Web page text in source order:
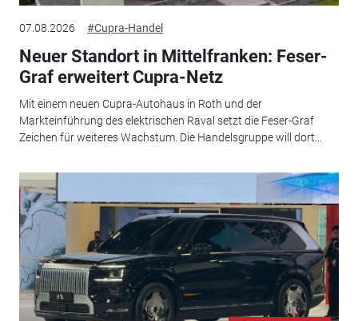
07.08.2026 #Cupra-Handel
Neuer Standort in Mittelfranken: Feser-
Graf erweitert Cupra-Netz
Mit einem neuen Cupra-Autohaus in Roth und der
Markteinführung des elektrischen Raval setzt die Feser-Graf
Zeichen für weiteres Wachstum. Die Handelsgruppe will dort...